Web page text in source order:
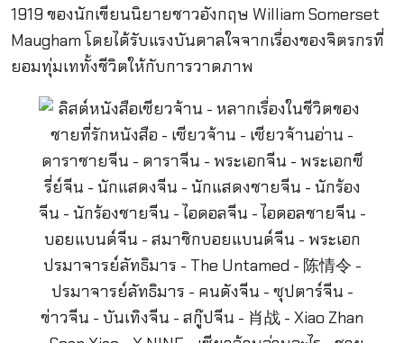
1919 ของนักเขียนนิยายชาวอังกฤษ William Somerset
Maugham โดยได้รับแรงบันดาลใจจากเรื่องของจิตรกรที่
ยอมทุ่มเททั้งชีวิตให้กับการวาดภาพ